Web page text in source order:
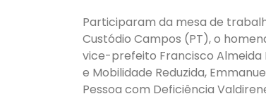
Participaram da mesa de
Custódio Campos (PT), o
vice-prefeito Francisco Almeida
e Mobilidade Reduzida,
Pessoa com Deficiência